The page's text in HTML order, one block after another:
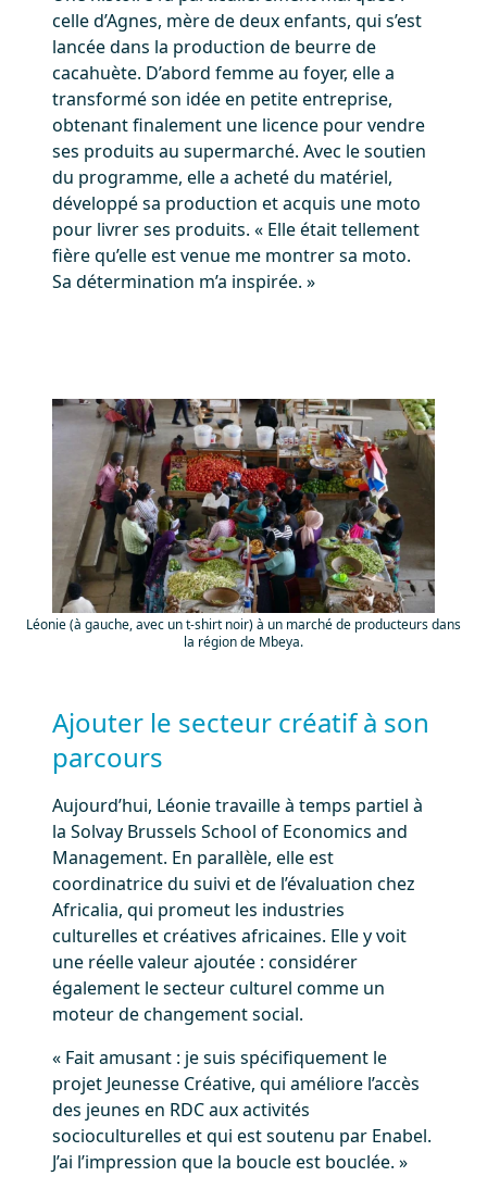
celle d’Agnes, mère de deux enfants, qui s’est
lancée dans la production de beurre de
cacahuète. D’abord femme au foyer, elle a
transformé son idée en petite entreprise,
obtenant finalement une licence pour vendre
ses produits au supermarché. Avec le soutien
du programme, elle a acheté du matériel,
développé sa production et acquis une moto
pour livrer ses produits. « Elle était tellement
fière qu’elle est venue me montrer sa moto.
Sa détermination m’a inspirée. »
Léonie (à gauche, avec un t-shirt noir) à un marché de producteurs dans
la région de Mbeya.
Ajouter le secteur créatif à son
parcours
Aujourd’hui, Léonie travaille à temps partiel à
la Solvay Brussels School of Economics and
Management. En parallèle, elle est
coordinatrice du suivi et de l’évaluation chez
Africalia, qui promeut les industries
culturelles et créatives africaines. Elle y voit
une réelle valeur ajoutée : considérer
également le secteur culturel comme un
moteur de changement social.
« Fait amusant : je suis spécifiquement le
projet Jeunesse Créative, qui améliore l’accès
des jeunes en RDC aux activités
socioculturelles et qui est soutenu par Enabel.
J’ai l’impression que la boucle est bouclée. »